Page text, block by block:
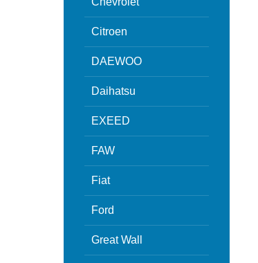
Citroen
DAEWOO
Daihatsu
EXEED
FAW
Fiat
Ford
Great Wall